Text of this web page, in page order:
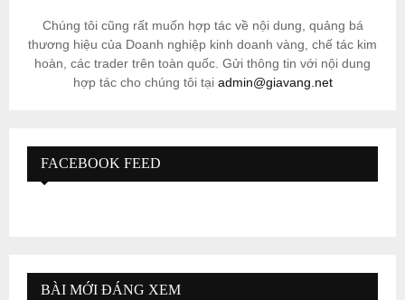
Chúng tôi cũng rất muốn hợp tác về nội dung, quảng bá
thương hiệu của Doanh nghiệp kinh doanh vàng, chế tác kim
hoàn, các trader trên toàn quốc. Gửi thông tin với nội dung
hợp tác cho chúng tôi tại admin@giavang.net
FACEBOOK FEED
BÀI MỚI ĐÁNG XEM